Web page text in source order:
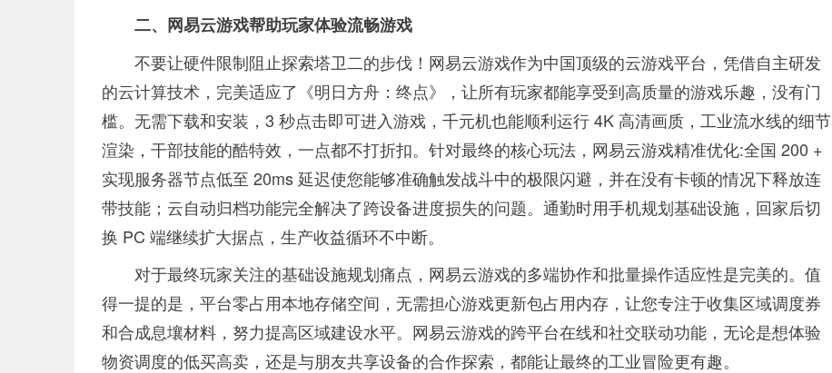
二、网易云游戏帮助玩家体验流畅游戏
不要让硬件限制阻止探索塔卫二的步伐！网易云游戏作为中国顶级的云游戏平台，凭借自主研发
的云计算技术，完美适应了《明日方舟：终点》，让所有玩家都能享受到高质量的游戏乐趣，没有门
槛。无需下载和安装，3 秒点击即可进入游戏，千元机也能顺利运行 4K 高清画质，工业流水线的细节
渲染，干部技能的酷特效，一点都不打折扣。针对最终的核心玩法，网易云游戏精准优化:全国 200 +
实现服务器节点低至 20ms 延迟使您能够准确触发战斗中的极限闪避，并在没有卡顿的情况下释放连
带技能；云自动归档功能完全解决了跨设备进度损失的问题。通勤时用手机规划基础设施，回家后切
换 PC 端继续扩大据点，生产收益循环不中断。
对于最终玩家关注的基础设施规划痛点，网易云游戏的多端协作和批量操作适应性是完美的。值
得一提的是，平台零占用本地存储空间，无需担心游戏更新包占用内存，让您专注于收集区域调度券
和合成息壤材料，努力提高区域建设水平。网易云游戏的跨平台在线和社交联动功能，无论是想体验
物资调度的低买高卖，还是与朋友共享设备的合作探索，都能让最终的工业冒险更有趣。